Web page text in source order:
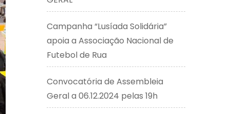
Campanha “Lusíada Solidária”
apoia a Associação Nacional de
Futebol de Rua
Convocatória de Assembleia
Geral a 06.12.2024 pelas 19h